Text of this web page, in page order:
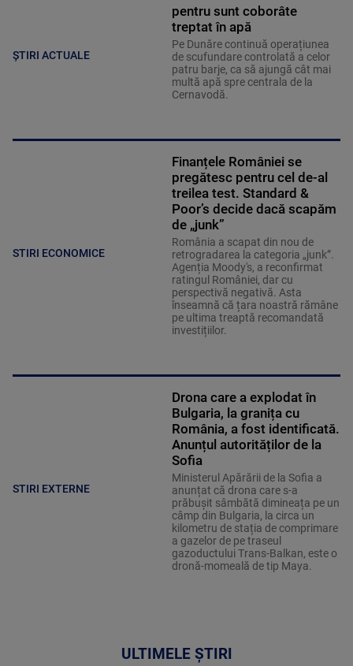
ȘTIRI ACTUALE
pentru sunt coborâte
treptat în apă
Pe Dunăre continuă operațiunea
de scufundare controlată a celor
patru barje, ca să ajungă cât mai
multă apă spre centrala de la
Cernavodă.
STIRI ECONOMICE
Finanțele României se
pregătesc pentru cel de-al
treilea test. Standard &
Poor’s decide dacă scapăm
de „junk”
România a scapat din nou de
retrogradarea la categoria „junk”.
Agenția Moody's, a reconfirmat
ratingul României, dar cu
perspectivă negativă. Asta
înseamnă că țara noastră rămâne
pe ultima treaptă recomandată
investițiilor.
STIRI EXTERNE
Drona care a explodat în
Bulgaria, la granița cu
România, a fost identificată.
Anunțul autorităților de la
Sofia
Ministerul Apărării de la Sofia a
anunțat că drona care s-a
prăbușit sâmbătă dimineața pe un
câmp din Bulgaria, la circa un
kilometru de stația de comprimare
a gazelor de pe traseul
gazoductului Trans-Balkan, este o
dronă-momeală de tip Maya.
ULTIMELE ȘTIRI